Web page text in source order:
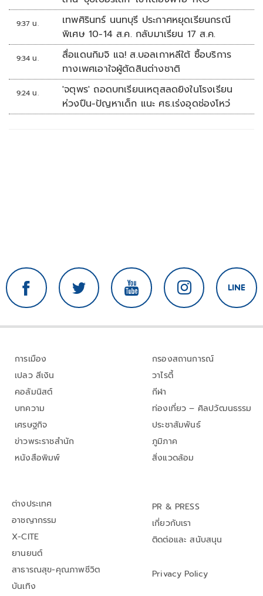
9:37 น.
เทพศิรินทร์ นนทบุรี ประกาศหยุดเรียนกรณี
พิเศษ 10-14 ส.ค. กลับมาเรียน 17 ส.ค.
9:34 น.
สื่อแดนกิมจิ แฉ! ส.บอลเกาหลีใต้ ซื้อบริการ
ทางเพศเอาใจผู้ตัดสินต่างชาติ
9:24 น.
'จตุพร' ถอดบทเรียนเหตุสลดยิงในโรงเรียน
ห่วงปืน-ปัญหาเด็ก แนะ ศธ.เร่งอุดช่องโหว่
การเมือง
เปลว สีเงิน
คอลัมนิสต์
บทความ
เศรษฐกิจ
ข่าวพระราชสำนัก
หนังสือพิมพ์
กรองสถานการณ์
วาไรตี้
กีฬา
ท่องเที่ยว – ศิลปวัฒนธรรม
ประชาสัมพันธ์
ภูมิภาค
สิ่งแวดล้อม
ต่างประเทศ
อาชญากรรม
X-CITE
ยานยนต์
สาธารณสุข-คุณภาพชีวิต
บันเทิง
PR & PRESS
เกี่ยวกับเรา
ติดต่อและ สนับสนุน
Privacy Policy